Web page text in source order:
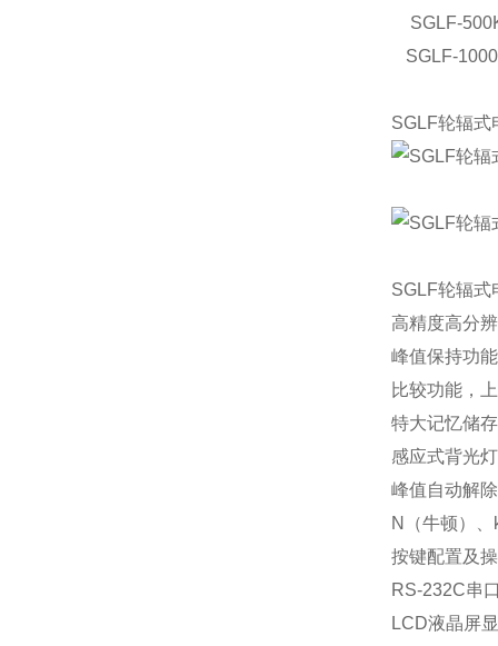
SGLF-
SGLF-
SGLF轮辐式
SGLF轮辐式
高精度高分
峰值保持功
比较功能，
特大记忆储
感应式背光
峰值自动解
N（牛顿）
按键配置及
RS-232C串
LCD液晶屏